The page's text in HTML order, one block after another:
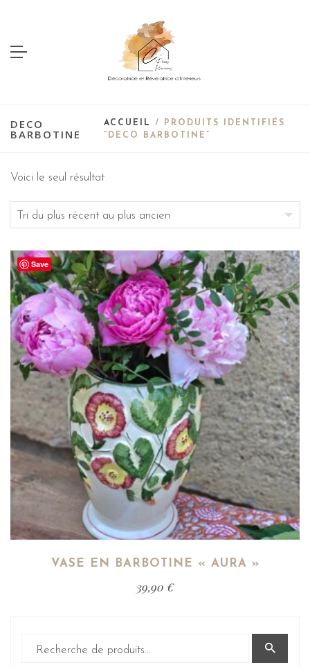
DECO
BARBOTINE
ACCUEIL
/ PRODUITS IDENTIFIÉS
“DECO BARBOTINE”
Voici le seul résultat
Save
VASE EN BARBOTINE « AURA »
39,90 €